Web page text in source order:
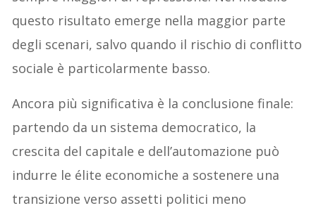
questo risultato emerge nella maggior parte
degli scenari, salvo quando il rischio di conflitto
sociale è particolarmente basso.
Ancora più significativa è la conclusione finale:
partendo da un sistema democratico, la
crescita del capitale e dell’automazione può
indurre le élite economiche a sostenere una
transizione verso assetti politici meno